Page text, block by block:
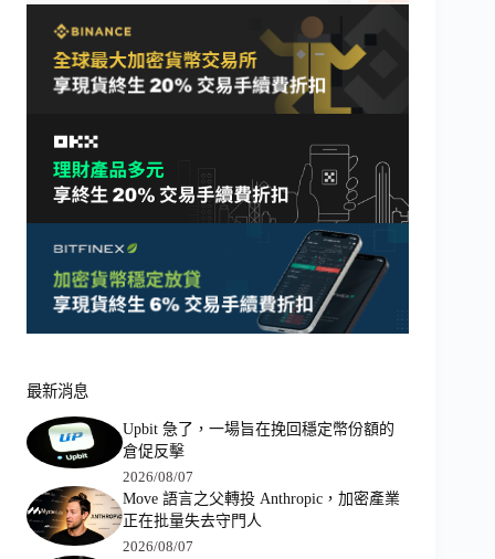
最新消息
Upbit 急了，一場旨在挽回穩定幣份額的
倉促反擊
2026/08/07
Move 語言之父轉投 Anthropic，加密產業
正在批量失去守門人
2026/08/07